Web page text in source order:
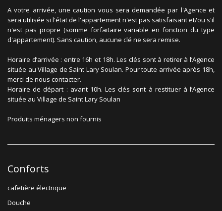
A votre arrivée, une caution vous sera demandée par l'Agence et
sera utilisée si l'état de l'appartement n'est pas satisfaisant et/ou s'il
n'est pas propre (somme forfaitaire variable en fonction du type
d'appartement). Sans caution, aucune clé ne sera remise.
Horaire d’arrivée : entre 16h et 18h. Les clés sont à retirer à l’Agence
située au Village de Saint Lary Soulan. Pour toute arrivée après 18h,
merci de nous contacter.
Horaire de départ : avant 10h. Les clés sont à restituer à l’Agence
située au Village de Saint Lary Soulan
Produits ménagers non fournis
Conforts
cafetière électrique
Douche